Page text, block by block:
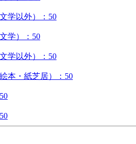
学以外）：50
学）：50
学以外）：50
本・紙芝居）：50